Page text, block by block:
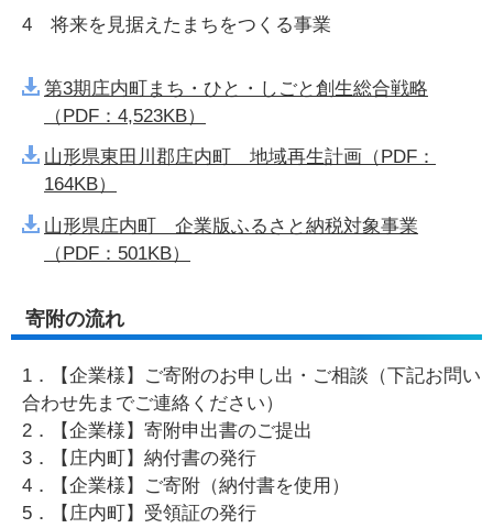
4 将来を見据えたまちをつくる事業
第3期庄内町まち・ひと・しごと創生総合戦略
（PDF：4,523KB）
山形県東田川郡庄内町 地域再生計画（PDF：
164KB）
山形県庄内町 企業版ふるさと納税対象事業
（PDF：501KB）
寄附の流れ
1．【企業様】ご寄附のお申し出・ご相談（下記お問い
合わせ先までご連絡ください）
2．【企業様】寄附申出書のご提出
3．【庄内町】納付書の発行
4．【企業様】ご寄附（納付書を使用）
5．【庄内町】受領証の発行